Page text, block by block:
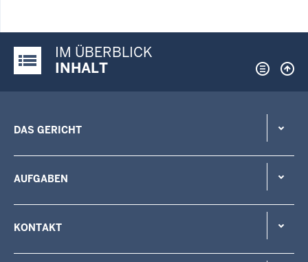
Justiz-Portal im Überblick:
IM ÜBERBLICK
INHALT
DAS GERICHT
AUFGABEN
KONTAKT